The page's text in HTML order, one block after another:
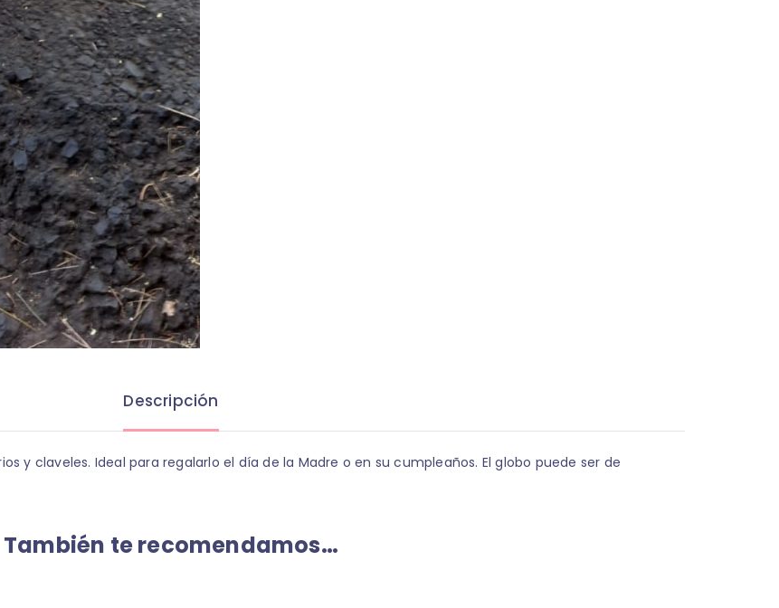
Descripción
y claveles. Ideal para regalarlo el día de la Madre o en su cumpleaños. El globo puede ser de
También te recomendamos…